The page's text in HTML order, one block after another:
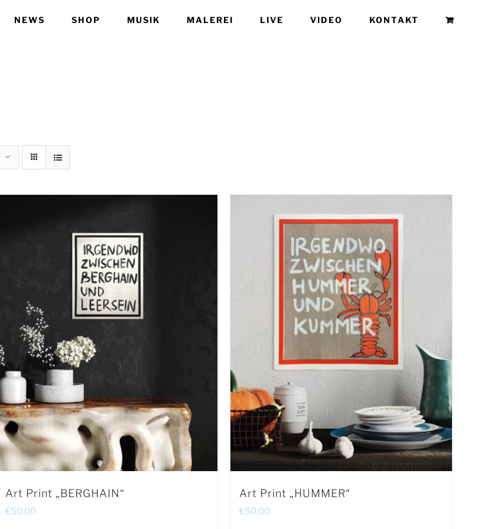
NEWS SHOP MUSIK MALEREI LIVE VIDEO KONTAKT
Art Print „BERGHAIN“
€50,00
Art Print „HUMMER“
€50,00